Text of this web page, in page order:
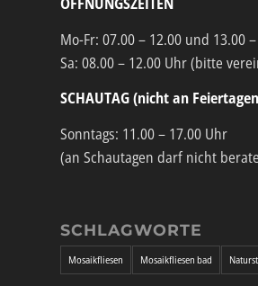
Mo-Fr: 07.00 – 12.00 und 13.00
Sa: 08.00 – 12.00 Uhr (bitte
SCHAUTAG (nicht an
Sonntags: 11.00 – 17.00 Uhr
(an Schautagen darf nicht
SCHLAGWORTE
Mosaikfliesen Mosaikfliesen bad